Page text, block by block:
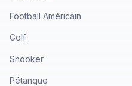
Football Américain
Golf
Snooker
Pétanque